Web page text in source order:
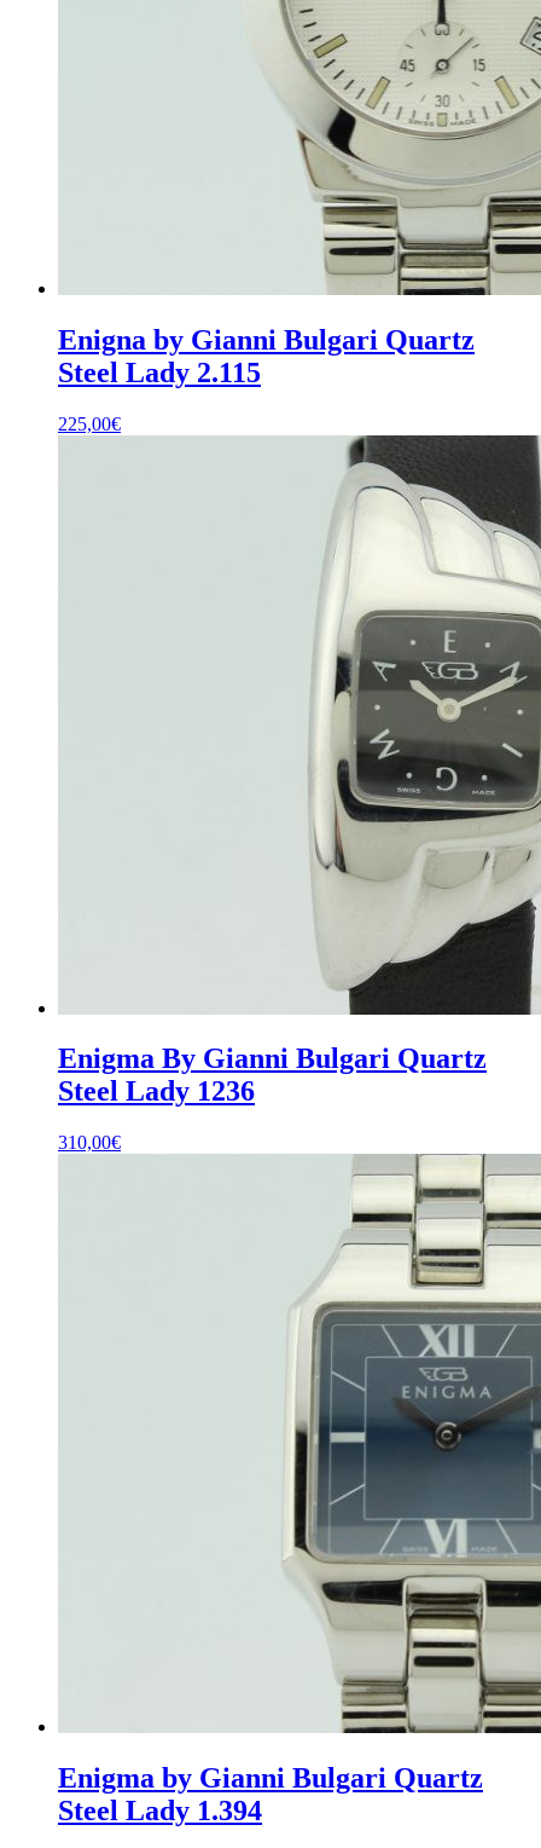
Enigna by Gianni Bulgari Quartz
Steel Lady 2.115
225,00€
Enigma By Gianni Bulgari Quartz
Steel Lady 1236
310,00€
Enigma by Gianni Bulgari Quartz
Steel Lady 1.394